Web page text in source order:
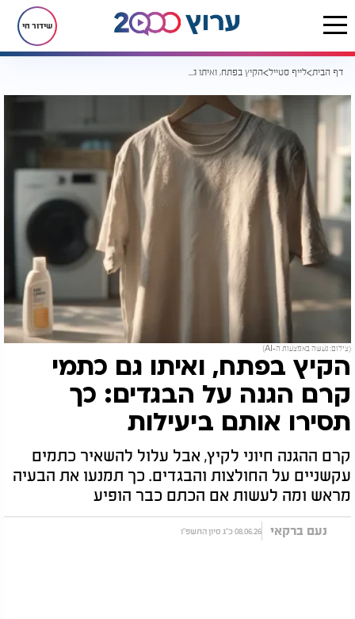
שידור חי
דף הבית לייף סטייל הקיץ בפתח, ואיתו גם כתמי קרם הגנה על הבגדים: כך תסירו אותם ביעילות
(צילום: נעשה באמצעות ה-AI)
הקיץ בפתח, ואיתו גם כתמי
קרם הגנה על הבגדים: כך
תסירו אותם ביעילות
קרם ההגנה חיוני לקיץ, אבל עלול להשאיר כתמים
עקשניים על החולצות והבגדים. כך תמנעו את הבעיה
מראש ומה לעשות אם הכתם כבר הופיע
נעם ברקאי 08.06.26 כ"ג סיון התשפ"ו